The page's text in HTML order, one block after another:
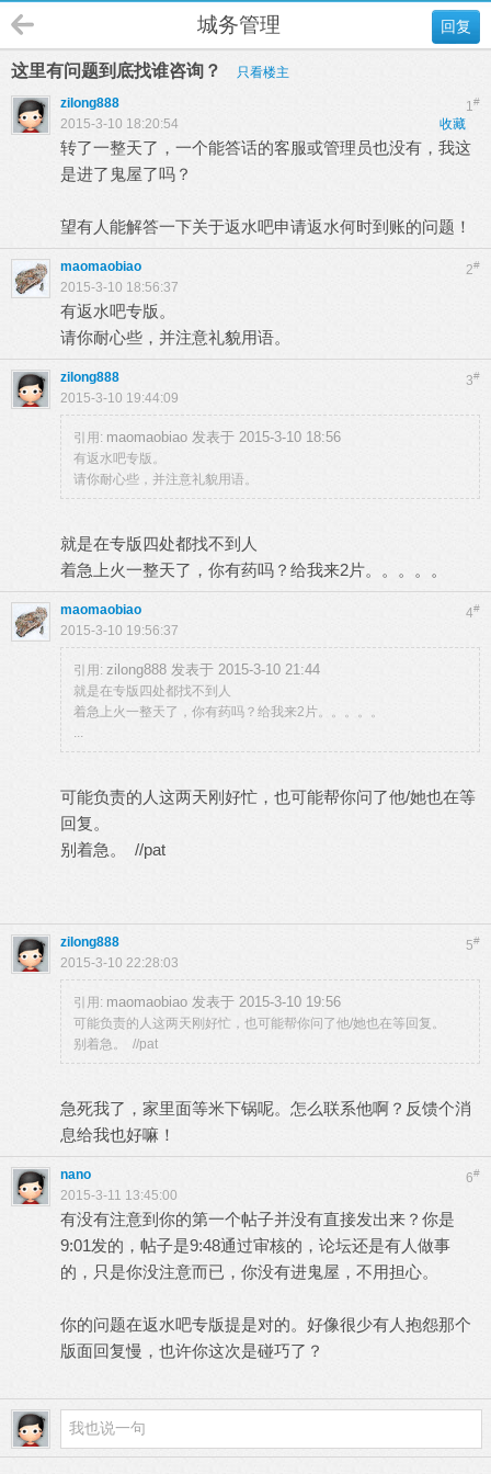
回复
城务管理
这里有问题到底找谁咨询？ 只看楼主
1#
zilong888
收藏
2015-3-10 18:20:54
转了一整天了，一个能答话的客服或管理员也没有，我这
是进了鬼屋了吗？
望有人能解答一下关于返水吧申请返水何时到账的问题！
2#
maomaobiao
2015-3-10 18:56:37
有返水吧专版。
请你耐心些，并注意礼貌用语。
3#
zilong888
2015-3-10 19:44:09
引用: maomaobiao 发表于 2015-3-10 18:56
有返水吧专版。
请你耐心些，并注意礼貌用语。
就是在专版四处都找不到人
着急上火一整天了，你有药吗？给我来2片。。。。。
4#
maomaobiao
2015-3-10 19:56:37
引用: zilong888 发表于 2015-3-10 21:44
就是在专版四处都找不到人
着急上火一整天了，你有药吗？给我来2片。。。。。
...
可能负责的人这两天刚好忙，也可能帮你问了他/她也在等
回复。
别着急。 //pat
5#
zilong888
2015-3-10 22:28:03
引用: maomaobiao 发表于 2015-3-10 19:56
可能负责的人这两天刚好忙，也可能帮你问了他/她也在等回复。
别着急。 //pat
急死我了，家里面等米下锅呢。怎么联系他啊？反馈个消
息给我也好嘛！
6#
nano
2015-3-11 13:45:00
有没有注意到你的第一个帖子并没有直接发出来？你是
9:01发的，帖子是9:48通过审核的，论坛还是有人做事
的，只是你没注意而已，你没有进鬼屋，不用担心。
你的问题在返水吧专版提是对的。好像很少有人抱怨那个
版面回复慢，也许你这次是碰巧了？